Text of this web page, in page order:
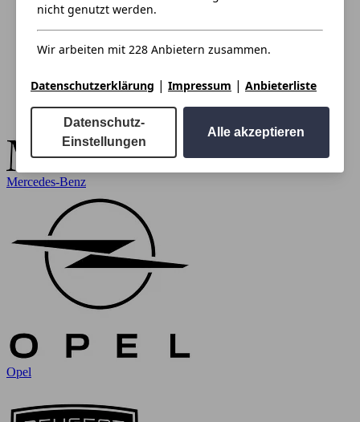
Mercedes-Benz
Opel
nicht genutzt werden.
Wir arbeiten mit 228 Anbietern zusammen.
Datenschutzerklärung | Impressum | Anbieterliste
Datenschutz-
Einstellungen
Alle akzeptieren